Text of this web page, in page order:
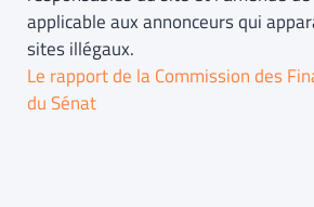
applicable aux annonceurs qui
sites illégaux.
Le rapport de la Commission des
du Sénat